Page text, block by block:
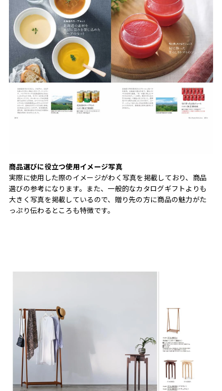
商品選びに役立つ使用イメージ写真
実際に使用した際のイメージがわく写真を掲載しており、商品
選びの参考になります。また、一般的なカタログギフトよりも
大きく写真を掲載しているので、贈り先の方に商品の魅力がた
っぷり伝わるところも特徴です。